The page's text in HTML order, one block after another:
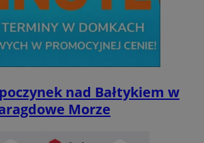
nad Bałtykiem w
Morze